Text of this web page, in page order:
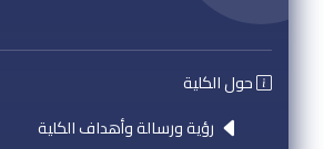
حول الكلية
رؤية ورسالة وأهداف الكلية